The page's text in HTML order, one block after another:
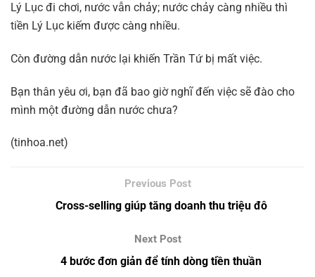
Lý Lục đi chơi, nước vẫn chảy; nước chảy càng nhiều thì
tiền Lý Lục kiếm được càng nhiều.
Còn đường dẫn nước lại khiến Trần Tứ bị mất việc.
Bạn thân yêu ơi, bạn đã bao giờ nghĩ đến việc sẽ đào cho
mình một đường dẫn nước chưa?
(tinhoa.net)
Cross-selling giúp tăng doanh thu triệu đô
4 bước đơn giản để tính dòng tiền thuần